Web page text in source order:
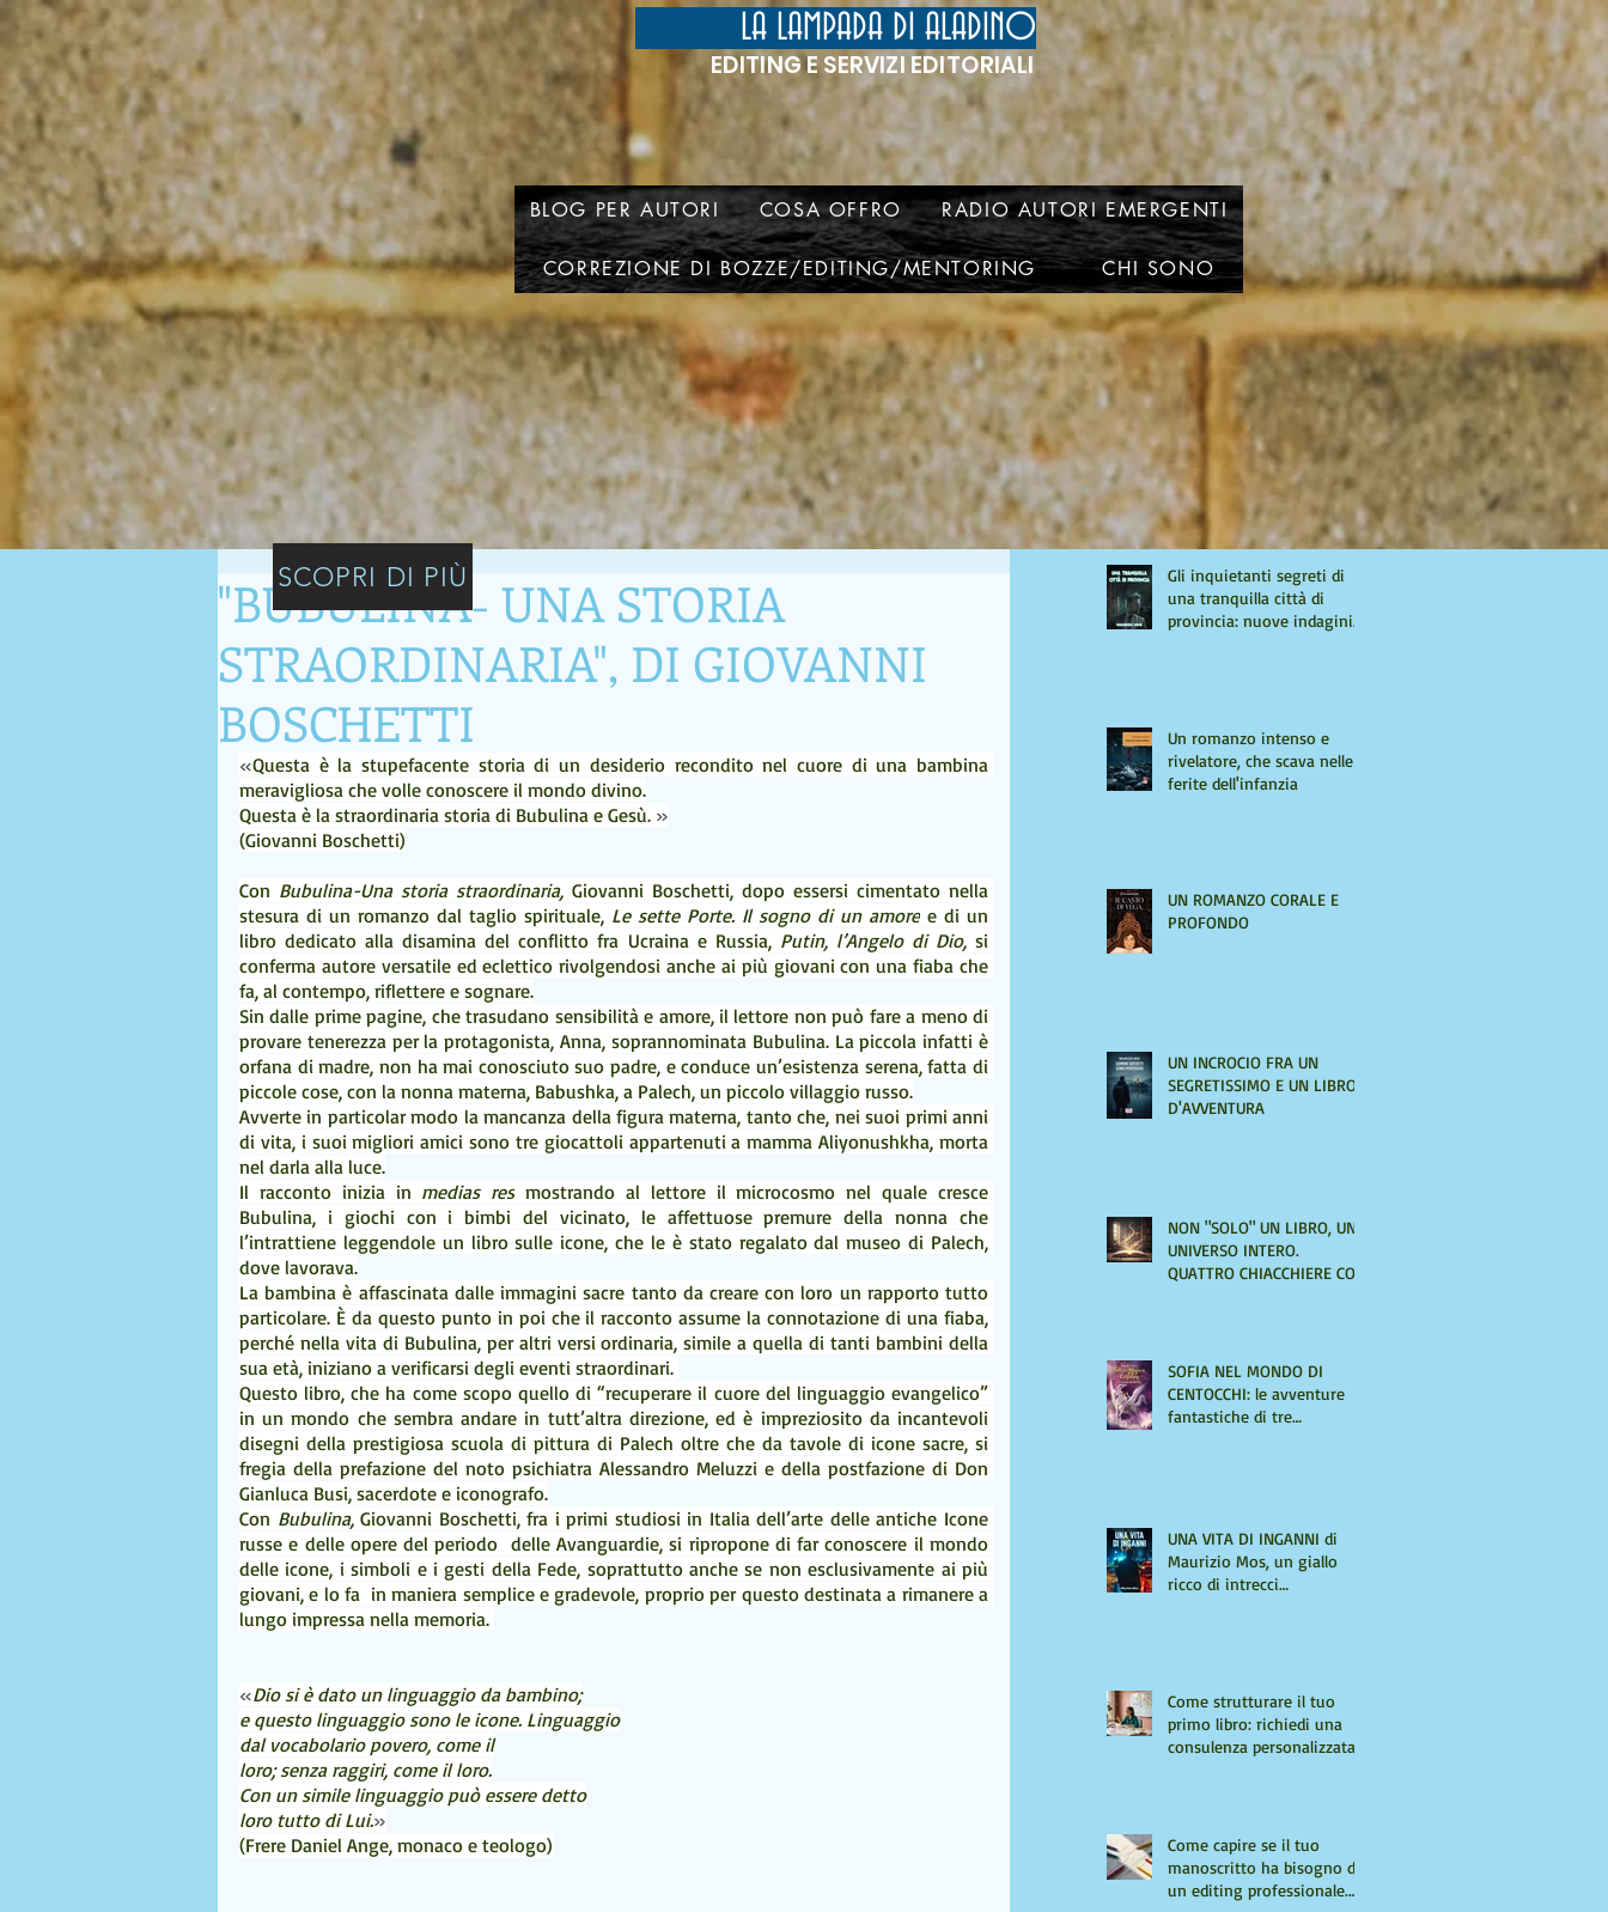
EDITING E SERVIZI EDITORIALI
LA LAMPADA DI ALADINO
BLOG PER AUTORI COSA OFFRO RADIO AUTORI EMERGENTI
CORREZIONE DI BOZZE/EDITING/MENTORING CHI SONO
"BUBULINA- UNA STORIA
STRAORDINARIA", DI GIOVANNI
BOSCHETTI
«Questa è la stupefacente storia di un desiderio recondito nel cuore di una bambina
meravigliosa che volle conoscere il mondo divino.
Questa è la straordinaria storia di Bubulina e Gesù. »
(Giovanni Boschetti)
Con Bubulina-Una storia straordinaria, Giovanni Boschetti, dopo essersi cimentato nella
stesura di un romanzo dal taglio spirituale, Le sette Porte. Il sogno di un amore e di un
libro dedicato alla disamina del conflitto fra Ucraina e Russia, Putin, l’Angelo di Dio, si
conferma autore versatile ed eclettico rivolgendosi anche ai più giovani con una fiaba che
fa, al contempo, riflettere e sognare.
Sin dalle prime pagine, che trasudano sensibilità e amore, il lettore non può fare a meno di
provare tenerezza per la protagonista, Anna, soprannominata Bubulina. La piccola infatti è
orfana di madre, non ha mai conosciuto suo padre, e conduce un’esistenza serena, fatta di
piccole cose, con la nonna materna, Babushka, a Palech, un piccolo villaggio russo.
Avverte in particolar modo la mancanza della figura materna, tanto che, nei suoi primi anni
di vita, i suoi migliori amici sono tre giocattoli appartenuti a mamma Aliyonushkha, morta
nel darla alla luce.
Il racconto inizia in medias res mostrando al lettore il microcosmo nel quale cresce
Bubulina, i giochi con i bimbi del vicinato, le affettuose premure della nonna che
l’intrattiene leggendole un libro sulle icone, che le è stato regalato dal museo di Palech,
dove lavorava.
La bambina è affascinata dalle immagini sacre tanto da creare con loro un rapporto tutto
particolare. È da questo punto in poi che il racconto assume la connotazione di una fiaba,
perché nella vita di Bubulina, per altri versi ordinaria, simile a quella di tanti bambini della
sua età, iniziano a verificarsi degli eventi straordinari.
Questo libro, che ha come scopo quello di “recuperare il cuore del linguaggio evangelico”
in un mondo che sembra andare in tutt’altra direzione, ed è impreziosito da incantevoli
disegni della prestigiosa scuola di pittura di Palech oltre che da tavole di icone sacre, si
fregia della prefazione del noto psichiatra Alessandro Meluzzi e della postfazione di Don
Gianluca Busi, sacerdote e iconografo.
Con Bubulina, Giovanni Boschetti, fra i primi studiosi in Italia dell’arte delle antiche Icone
russe e delle opere del periodo  delle Avanguardie, si ripropone di far conoscere il mondo
delle icone, i simboli e i gesti della Fede, soprattutto anche se non esclusivamente ai più
giovani, e lo fa  in maniera semplice e gradevole, proprio per questo destinata a rimanere a
lungo impressa nella memoria.
«Dio si è dato un linguaggio da bambino;
e questo linguaggio sono le icone. Linguaggio
dal vocabolario povero, come il
loro; senza raggiri, come il loro.
Con un simile linguaggio può essere detto
loro tutto di Lui.»
(Frere Daniel Ange, monaco e teologo)
SCOPRI DI PIÙ
Gli inquietanti segreti di
una tranquilla città di
provincia: nuove indagini
Un romanzo intenso e
rivelatore, che scava nelle
ferite dell'infanzia
UN ROMANZO CORALE E
PROFONDO
UN INCROCIO FRA UN
SEGRETISSIMO E UN LIBRO
D'AVVENTURA
NON "SOLO" UN LIBRO, UN
UNIVERSO INTERO.
QUATTRO CHIACCHIERE CON
SOFIA NEL MONDO DI
CENTOCCHI: le avventure
fantastiche di tre
UNA VITA DI INGANNI di
Maurizio Mos, un giallo
ricco di intrecci
Come strutturare il tuo
primo libro: richiedi una
consulenza personalizzata
Come capire se il tuo
manoscritto ha bisogno di
un editing professionale.